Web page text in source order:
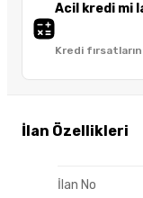
Acil kredi mi
Kredi
İlan Özellikleri
İlan No